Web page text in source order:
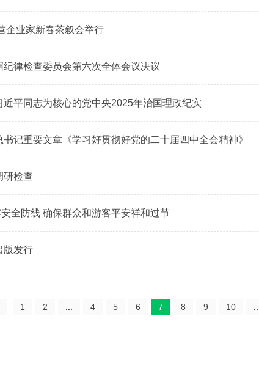
企业家新春茶叙会举行
律检查委员会第六次全体会议决议
平同志为核心的党中央2025年治国理政纪实
书记重要文章《学习好贯彻好党的二十届四中全会精神》
研检查
全防线 确保群众和游客平安祥和过节
版发行
1 2 4 5 6 7 8 9 10